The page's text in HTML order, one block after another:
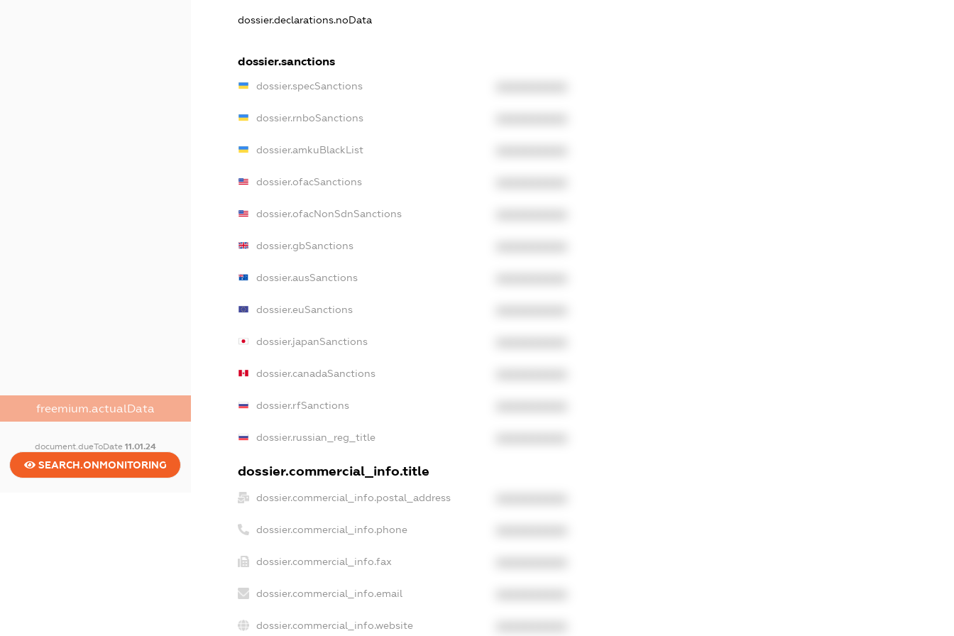
freemium.actualData
document.dueToDate 11.01.24
SEARCH.ONMONITORING
dossier.declarations.noData
dossier.sanctions
dossier.specSanctions
dossier.rnboSanctions
dossier.amkuBlackList
dossier.ofacSanctions
dossier.ofacNonSdnSanctions
dossier.gbSanctions
dossier.ausSanctions
dossier.euSanctions
dossier.japanSanctions
dossier.canadaSanctions
dossier.rfSanctions
dossier.russian_reg_title
dossier.commercial_info.title
dossier.commercial_info.postal_address
dossier.commercial_info.phone
dossier.commercial_info.fax
dossier.commercial_info.email
dossier.commercial_info.website